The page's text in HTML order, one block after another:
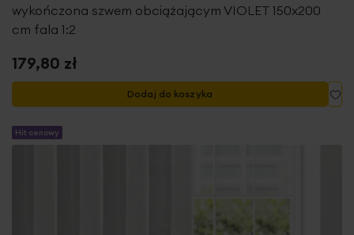
wykończona szwem obciążającym VIOLET 150x200
cm fala 1:2
179,80 zł
Dodaj do koszyka
Hit cenowy